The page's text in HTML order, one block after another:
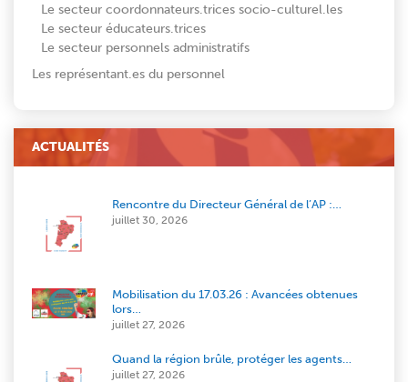
Le secteur coordonnateurs.trices socio-culturel.les
Le secteur éducateurs.trices
Le secteur personnels administratifs
Les représentant.es du personnel
ACTUALITÉS
Rencontre du Directeur Général de l’AP :…
juillet 30, 2026
Mobilisation du 17.03.26 : Avancées obtenues
lors…
juillet 27, 2026
Quand la région brûle, protéger les agents…
juillet 27, 2026